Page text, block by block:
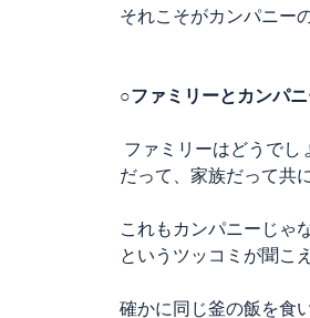
それこそがカンパニー
○ファミリーとカンパ
ファミリーはどうでし
だって、家族だって共
これもカンパニーじゃ
というツッコミが聞こ
確かに同じ釜の飯を食